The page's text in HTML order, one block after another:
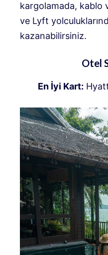
kargolamada, kablo
ve Lyft
kazanabilirsiniz.
Otel
En İyi Kart: